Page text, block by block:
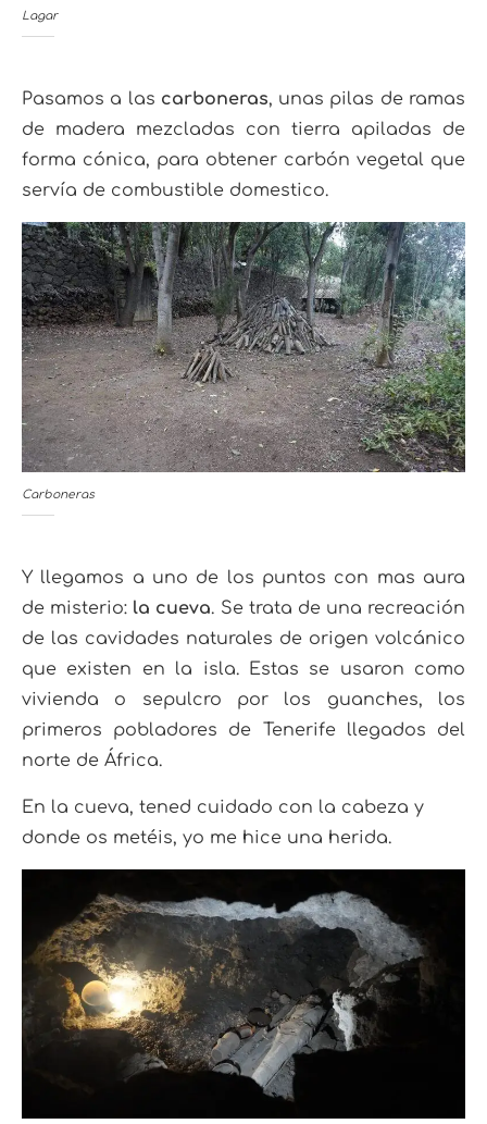
Lagar
Pasamos a las carboneras, unas pilas de ramas
de madera mezcladas con tierra apiladas de
forma cónica, para obtener carbón vegetal que
servía de combustible domestico.
Carboneras
Y llegamos a uno de los puntos con mas aura
de misterio: la cueva. Se trata de una recreación
de las cavidades naturales de origen volcánico
que existen en la isla. Estas se usaron como
vivienda o sepulcro por los guanches, los
primeros pobladores de Tenerife llegados del
norte de África.
En la cueva, tened cuidado con la cabeza y
donde os metéis, yo me hice una herida.